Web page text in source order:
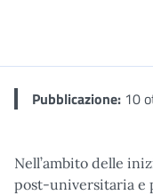
Pubblicazione: 10
Nell’ambito delle
post-universitaria e